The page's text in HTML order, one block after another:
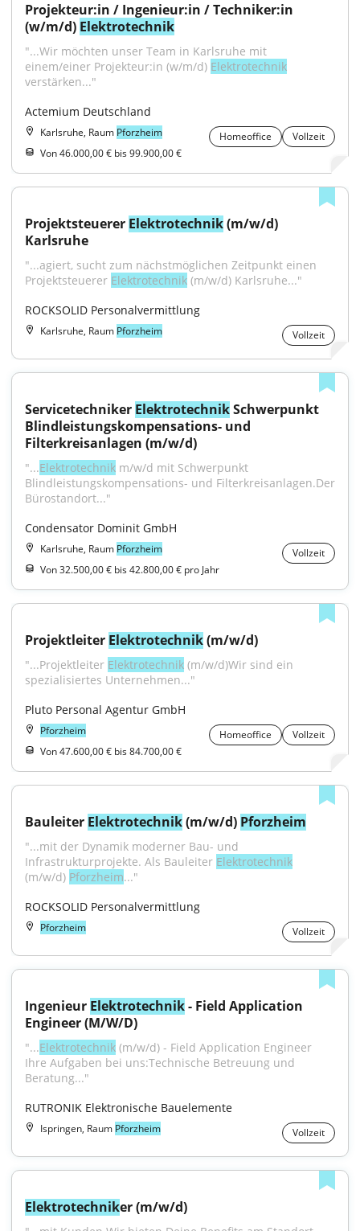
Projekteur:in / Ingenieur:in / Techniker:in
(w/m/d) Elektrotechnik
"...Wir möchten unser Team in Karlsruhe mit
einem/einer Projekteur:in (w/m/d) Elektrotechnik
verstärken..."
Actemium Deutschland
Karlsruhe, Raum Pforzheim Homeoffice
Vollzeit
Von 46.000,00 € bis 99.900,00 €
Projektsteuerer Elektrotechnik (m/w/d)
Karlsruhe
"...agiert, sucht zum nächstmöglichen Zeitpunkt einen
Projektsteuerer Elektrotechnik (m/w/d) Karlsruhe..."
ROCKSOLID Personalvermittlung
Karlsruhe, Raum Pforzheim Vollzeit
Servicetechniker Elektrotechnik Schwerpunkt
Blindleistungskompensations- und
Filterkreisanlagen (m/w/d)
"...Elektrotechnik m/w/d mit Schwerpunkt
Blindleistungskompensations- und Filterkreisanlagen.Der
Bürostandort..."
Condensator Dominit GmbH
Karlsruhe, Raum Pforzheim
Vollzeit
Von 32.500,00 € bis 42.800,00 € pro Jahr
Projektleiter Elektrotechnik (m/w/d)
"...Projektleiter Elektrotechnik (m/w/d)Wir sind ein
spezialisiertes Unternehmen..."
Pluto Personal Agentur GmbH
Pforzheim Homeoffice
Vollzeit
Von 47.600,00 € bis 84.700,00 €
Bauleiter Elektrotechnik (m/w/d) Pforzheim
"...mit der Dynamik moderner Bau- und
Infrastrukturprojekte. Als Bauleiter Elektrotechnik
(m/w/d) Pforzheim..."
ROCKSOLID Personalvermittlung
Pforzheim Vollzeit
Ingenieur Elektrotechnik - Field Application
Engineer (M/W/D)
"...Elektrotechnik (m/w/d) - Field Application Engineer
Ihre Aufgaben bei uns:Technische Betreuung und
Beratung..."
RUTRONIK Elektronische Bauelemente
Ispringen, Raum Pforzheim Vollzeit
Elektrotechniker (m/w/d)